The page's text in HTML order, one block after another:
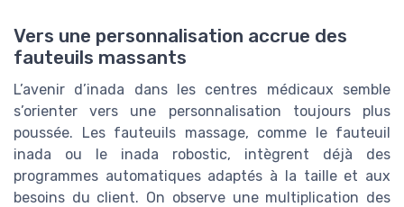
Vers une personnalisation accrue des
fauteuils massants
L’avenir d’inada dans les centres médicaux semble
s’orienter vers une personnalisation toujours plus
poussée. Les fauteuils massage, comme le fauteuil
inada ou le inada robostic, intègrent déjà des
programmes automatiques adaptés à la taille et aux
besoins du client. On observe une multiplication des